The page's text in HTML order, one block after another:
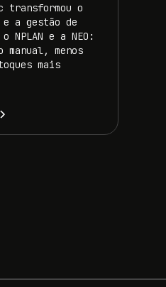
transformou o
e a gestão de
NPLAN e a NEO:
manual, menos
mais